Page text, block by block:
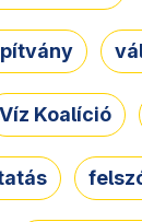
Víz Koalíció